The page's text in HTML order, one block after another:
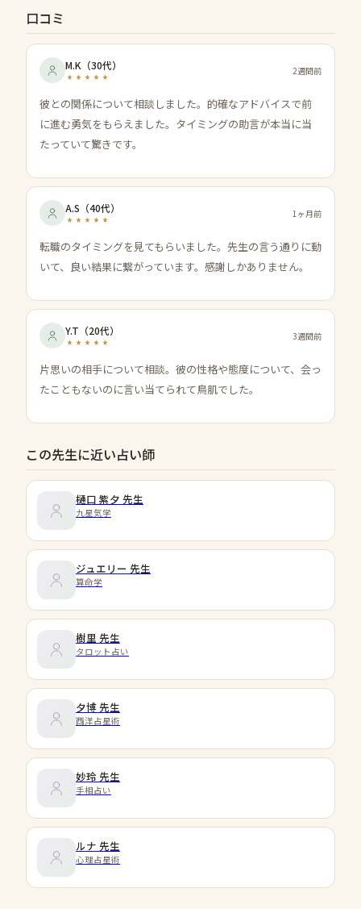
口コミ
M.K （30代） 2週間前
彼との関係について相談しました。的確なアドバイスで前
に進む勇気をもらえました。タイミングの助言が本当に当
たっていて驚きです。
A.S （40代） 1ヶ月前
転職のタイミングを見てもらいました。先生の言う通りに動
いて、良い結果に繋がっています。感謝しかありません。
Y.T （20代） 3週間前
片思いの相手について相談。彼の性格や態度について、会っ
たこともないのに言い当てられて鳥肌でした。
この先生に近い占い師
樋口 紫夕 先生
九星気学
ジュエリー 先生
算命学
樹里 先生
タロット占い
夕博 先生
西洋占星術
妙玲 先生
手相占い
ルナ 先生
心理占星術